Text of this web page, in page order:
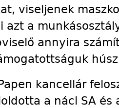
viseljenek
azt a
annyira
kancellár
a náci SA